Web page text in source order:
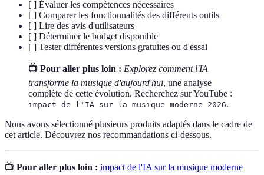
[ ] Évaluer les compétences nécessaires
[ ] Comparer les fonctionnalités des différents outils
[ ] Lire des avis d'utilisateurs
[ ] Déterminer le budget disponible
[ ] Tester différentes versions gratuites ou d'essai
📺 Pour aller plus loin : Explorez comment l'IA
transforme la musique d'aujourd'hui, une analyse
complète de cette évolution. Recherchez sur YouTube :
impact de l'IA sur la musique moderne 2026.
Nous avons sélectionné plusieurs produits adaptés dans le cadre de
cet article. Découvrez nos recommandations ci-dessous.
📺 Pour aller plus loin : impact de l'IA sur la musique moderne